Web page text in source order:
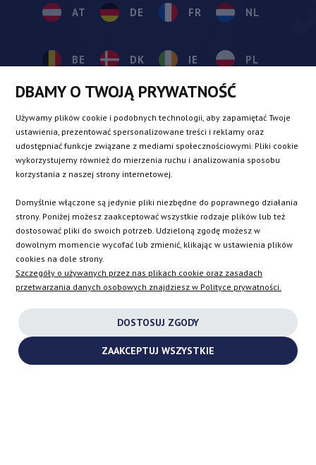
AT
BE
DE
DK
FR
IE
NL
PL
EN
INSTAGRAM
FACEBOOK
YOUTUBE
DBAMY O TWOJĄ PRYWATNOŚĆ
Używamy plików cookie i podobnych technologii, aby zapamiętać Twoje
ustawienia, prezentować spersonalizowane treści i reklamy oraz
udostępniać funkcje związane z mediami społecznościowymi. Pliki cookie
wykorzystujemy również do mierzenia ruchu i analizowania sposobu
korzystania z naszej strony internetowej.
Domyślnie włączone są jedynie pliki niezbędne do poprawnego działania
strony. Poniżej możesz zaakceptować wszystkie rodzaje plików lub też
dostosować pliki do swoich potrzeb. Udzieloną zgodę możesz w
dowolnym momencie wycofać lub zmienić, klikając w ustawienia plików
cookies na dole strony.
Szczegóły o używanych przez nas plikach cookie oraz zasadach
przetwarzania danych osobowych znajdziesz w Polityce prywatności.
DOSTOSUJ ZGODY
ZAAKCEPTUJ WSZYSTKIE